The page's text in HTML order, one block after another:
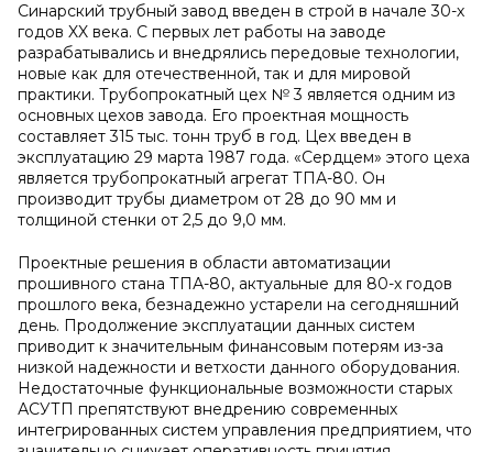
Синарский трубный завод введен в строй в начале 30-х
годов XX века. С первых лет работы на заводе
разрабатывались и внедрялись передовые технологии,
новые как для отечественной, так и для мировой
практики. Трубопрокатный цех № 3 является одним из
основных цехов завода. Его проектная мощность
составляет 315 тыс. тонн труб в год. Цех введен в
эксплуатацию 29 марта 1987 года. «Сердцем» этого цеха
является трубопрокатный агрегат ТПА-80. Он
производит трубы диаметром от 28 до 90 мм и
толщиной стенки от 2,5 до 9,0 мм.
Проектные решения в области автоматизации
прошивного стана ТПА-80, актуальные для 80-х годов
прошлого века, безнадежно устарели на сегодняшний
день. Продолжение эксплуатации данных систем
приводит к значительным финансовым потерям из-за
низкой надежности и ветхости данного оборудования.
Недостаточные функциональные возможности старых
АСУТП препятствуют внедрению современных
интегрированных систем управления предприятием, что